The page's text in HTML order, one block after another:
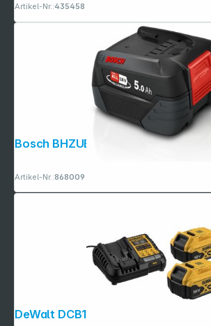
Artikel-Nr.:435458
Bosch BHZUB1850 Wechselakku 18V
Artikel-Nr.:868009